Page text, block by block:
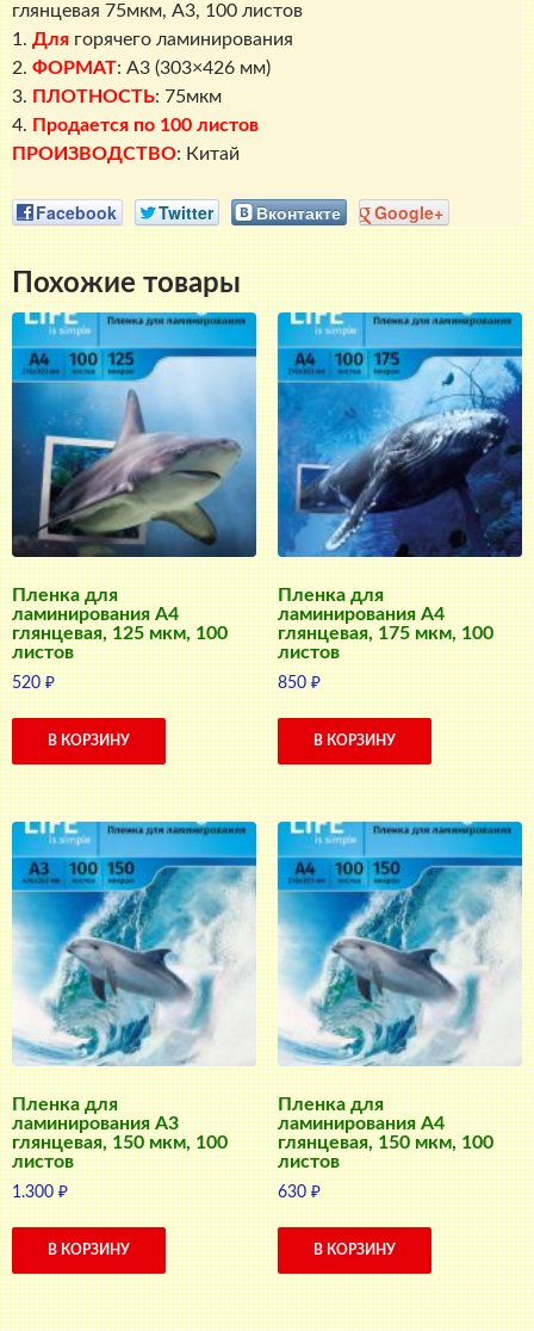
глянцевая 75мкм, A3, 100 листов
1. Для горячего ламинирования
2. ФОРМАТ: A3 (303×426 мм)
3. ПЛОТНОСТЬ: 75мкм
4. Продается по 100 листов
ПРОИЗВОДСТВО: Китай
Facebook Twitter Вконтакте Google+
Похожие товары
Пленка для
ламинирования А4
глянцевая, 125 мкм, 100
листов
520₽
В КОРЗИНУ
Пленка для
ламинирования А4
глянцевая, 175 мкм, 100
листов
850₽
В КОРЗИНУ
Пленка для
ламинирования А3
глянцевая, 150 мкм, 100
листов
1.300₽
В КОРЗИНУ
Пленка для
ламинирования А4
глянцевая, 150 мкм, 100
листов
630₽
В КОРЗИНУ